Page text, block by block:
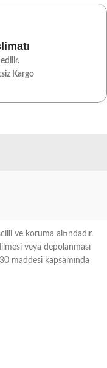
Kargo
ve koruma altındadır.
veya depolanması
maddesi kapsamında